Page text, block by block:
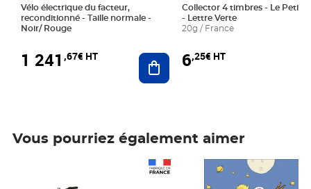
Vélo électrique du facteur,
reconditionné - Taille normale -
Noir/ Rouge
1 241 ,67€ HT Ajouter au panier
Collector 4 timbres - Le Petit
- Lettre Verte
20g / France
6,25€ HT
Vous pourriez également aimer
Prix 6,25€ HT